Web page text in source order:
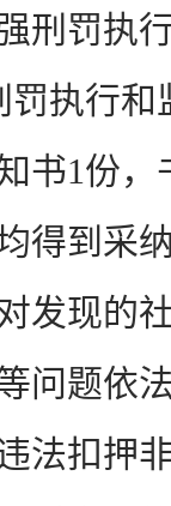
刑罚执
罚执行
书1份
得到采
发现的
问题依
法扣押